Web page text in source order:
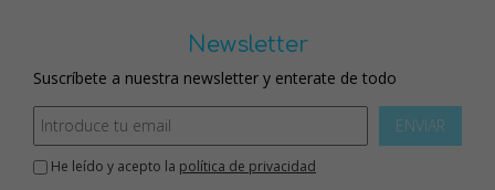
Newsletter
Suscríbete a nuestra newsletter y enterate de todo
ENVIAR
He leído y acepto la política de privacidad